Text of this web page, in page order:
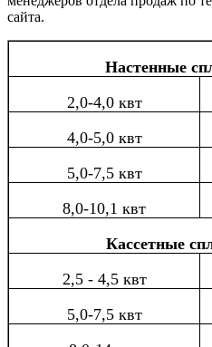
сайта.
Настенные
2,0-4,0 квт
4,0-5,0 квт
5,0-7,5 квт
8,0-10,1 квт
Кассетные
2,5 - 4,5 квт
5,0-7,5 квт